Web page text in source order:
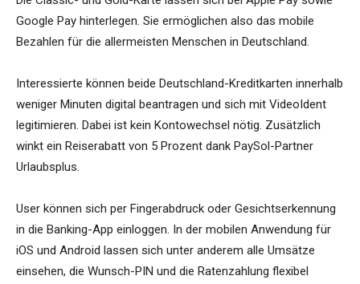
Google Pay hinterlegen. Sie ermöglichen also das mobile
Bezahlen für die allermeisten Menschen in Deutschland.
Interessierte können beide Deutschland-Kreditkarten innerhalb
weniger Minuten digital beantragen und sich mit VideoIdent
legitimieren. Dabei ist kein Kontowechsel nötig. Zusätzlich
winkt ein Reiserabatt von 5 Prozent dank PaySol-Partner
Urlaubsplus.
User können sich per Fingerabdruck oder Gesichtserkennung
in die Banking-App einloggen. In der mobilen Anwendung für
iOS und Android lassen sich unter anderem alle Umsätze
einsehen, die Wunsch-PIN und die Ratenzahlung flexibel